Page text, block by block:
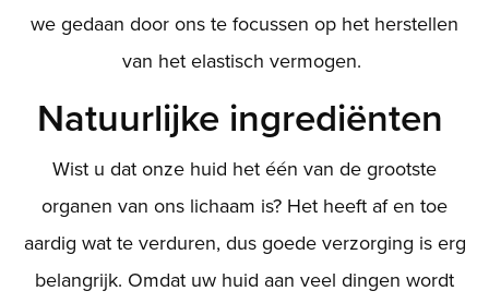
we gedaan door ons te focussen op het herstellen
van het elastisch vermogen.
Natuurlijke ingrediënten
Wist u dat onze huid het één van de grootste
organen van ons lichaam is? Het heeft af en toe
aardig wat te verduren, dus goede verzorging is erg
belangrijk. Omdat uw huid aan veel dingen wordt